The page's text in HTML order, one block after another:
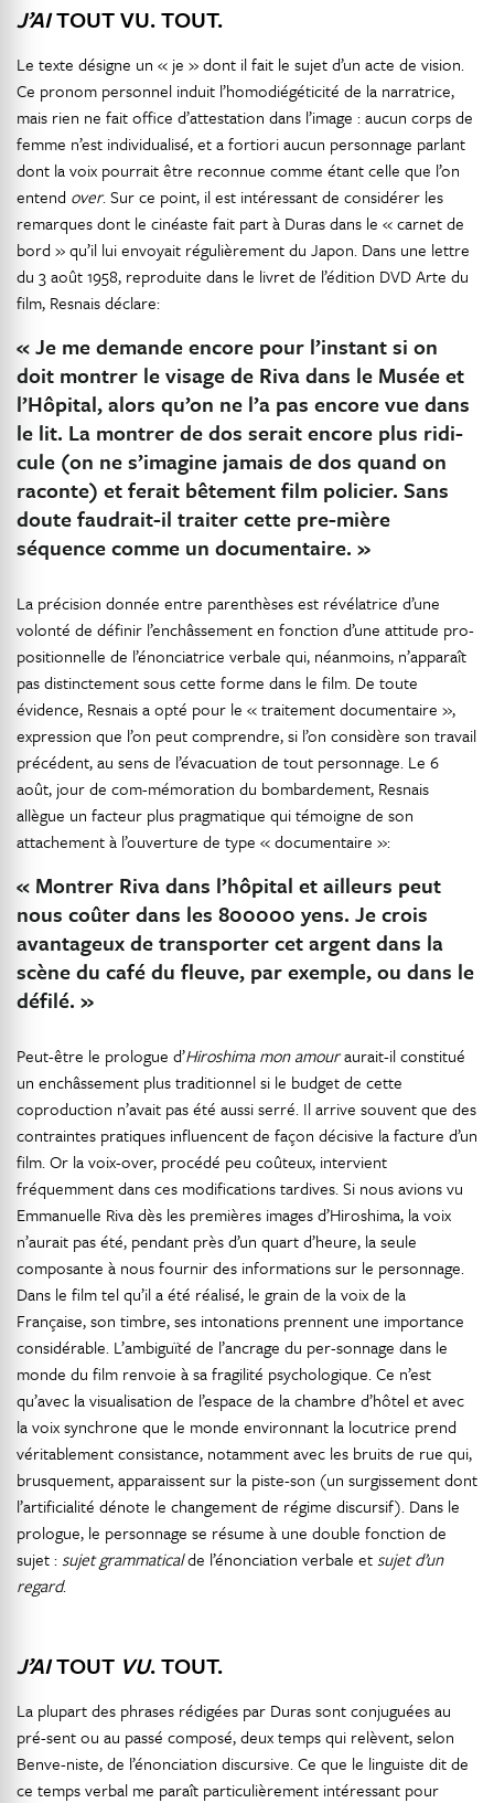
J’AITOUT VU. TOUT.
Le texte désigne un « je » dont il fait le sujet d’un acte de vision.
Ce pronom personnel induit l’homodiégéticité de la narratrice,
mais rien ne fait office d’attestation dans l’image : aucun corps de
femme n’est individualisé, et a fortiori aucun personnage parlant
dont la voix pourrait être reconnue comme étant celle que l’on
entend over. Sur ce point, il est intéressant de considérer les
remarques dont le cinéaste fait part à Duras dans le « carnet de
bord » qu’il lui envoyait régulièrement du Japon. Dans une lettre
du 3 août 1958, reproduite dans le livret de l’édition DVD Arte du
film, Resnais déclare:
« Je me demande encore pour l’instant si on
doit montrer le visage de Riva dans le Musée et
l’Hôpital, alors qu’on ne l’a pas encore vue dans
le lit. La montrer de dos serait encore plus ridi-
cule (on ne s’imagine jamais de dos quand on
raconte) et ferait bêtement film policier. Sans
doute faudrait-il traiter cette pre-mière
séquence comme un documentaire. »
La précision donnée entre parenthèses est révélatrice d’une
volonté de définir l’enchâssement en fonction d’une attitude pro-
positionnelle de l’énonciatrice verbale qui, néanmoins, n’apparaît
pas distinctement sous cette forme dans le film. De toute
évidence, Resnais a opté pour le « traitement documentaire »,
expression que l’on peut comprendre, si l’on considère son travail
précédent, au sens de l’évacuation de tout personnage. Le 6
août, jour de com-mémoration du bombardement, Resnais
allègue un facteur plus pragmatique qui témoigne de son
attachement à l’ouverture de type « documentaire »:
« Montrer Riva dans l’hôpital et ailleurs peut
nous coûter dans les 800000 yens. Je crois
avantageux de transporter cet argent dans la
scène du café du fleuve, par exemple, ou dans le
défilé. »
Peut-être le prologue d’Hiroshima mon amouraurait-il constitué
un enchâssement plus traditionnel si le budget de cette
coproduction n’avait pas été aussi serré. Il arrive souvent que des
contraintes pratiques influencent de façon décisive la facture d’un
film. Or la voix-over, procédé peu coûteux, intervient
fréquemment dans ces modifications tardives. Si nous avions vu
Emmanuelle Riva dès les premières images d’Hiroshima, la voix
n’aurait pas été, pendant près d’un quart d’heure, la seule
composante à nous fournir des informations sur le personnage.
Dans le film tel qu’il a été réalisé, le grain de la voix de la
Française, son timbre, ses intonations prennent une importance
considérable. L’ambiguïté de l’ancrage du per-sonnage dans le
monde du film renvoie à sa fragilité psychologique. Ce n’est
qu’avec la visualisation de l’espace de la chambre d’hôtel et avec
la voix synchrone que le monde environnant la locutrice prend
véritablement consistance, notamment avec les bruits de rue qui,
brusquement, apparaissent sur la piste-son (un surgissement dont
l’artificialité dénote le changement de régime discursif). Dans le
prologue, le personnage se résume à une double fonction de
sujet :sujet grammaticalde l’énonciation verbale etsujet d’un
regard.
J’AITOUT VU. TOUT.
La plupart des phrases rédigées par Duras sont conjuguées au
pré-sent ou au passé composé, deux temps qui relèvent, selon
Benve-niste, de l’énonciation discursive. Ce que le linguiste dit de
ce temps verbal me paraît particulièrement intéressant pour